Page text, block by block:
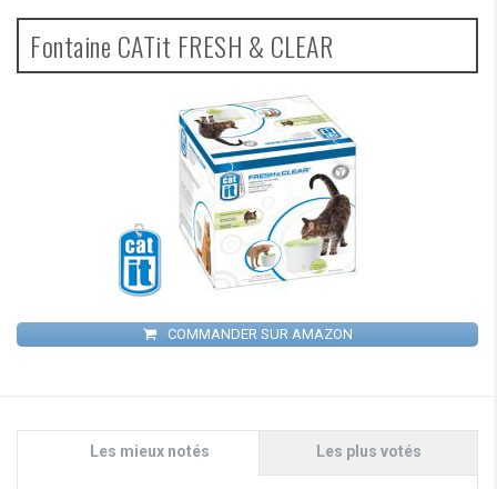
Fontaine CATit FRESH & CLEAR
COMMANDER SUR AMAZON
Les mieux notés Les plus votés